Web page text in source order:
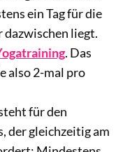
ein Tag für die
liegt.
. Das
also 2-mal pro
für den
der gleichzeitig am